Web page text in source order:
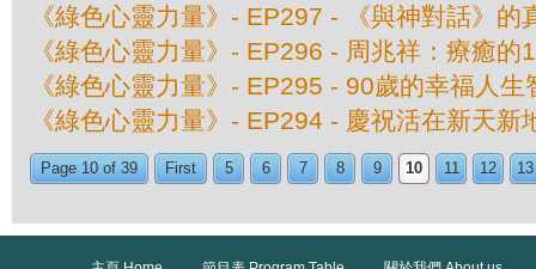
《綠色心靈力量》- EP297 - 《與神對話》的
《綠色心靈力量》- EP296 - 周兆祥：療癒的
《綠色心靈力量》- EP295 - 90歲的幸福人生
《綠色心靈力量》- EP294 - 慶祝活在新天新
Page 10 of 39 First 5 6 7 8 9 10 11 12 13